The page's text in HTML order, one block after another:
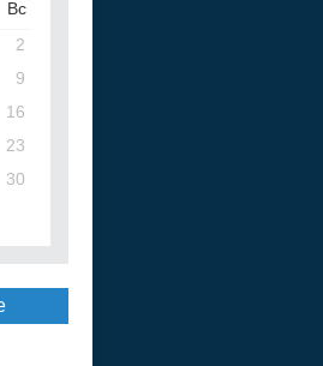
Вс
2
9
16
23
30